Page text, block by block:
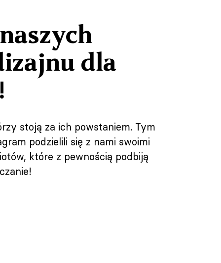
dla
stoją za ich powstaniem. Tym
podzielili się z nami swoimi
które z pewnością podbiją